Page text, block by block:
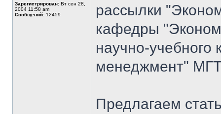
Зарегистрирован: Вт сен 28,
2004 11:58 am
Сообщений: 12459
рассылки
кафедры
научно-
менеджмент"
Предлагаем